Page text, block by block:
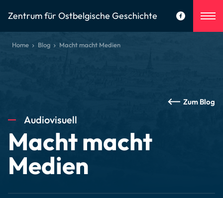
Zentrum für Ostbelgische Geschichte
Home Blog Macht macht Medien
Zum Blog
Audiovisuell
Macht macht
Medien